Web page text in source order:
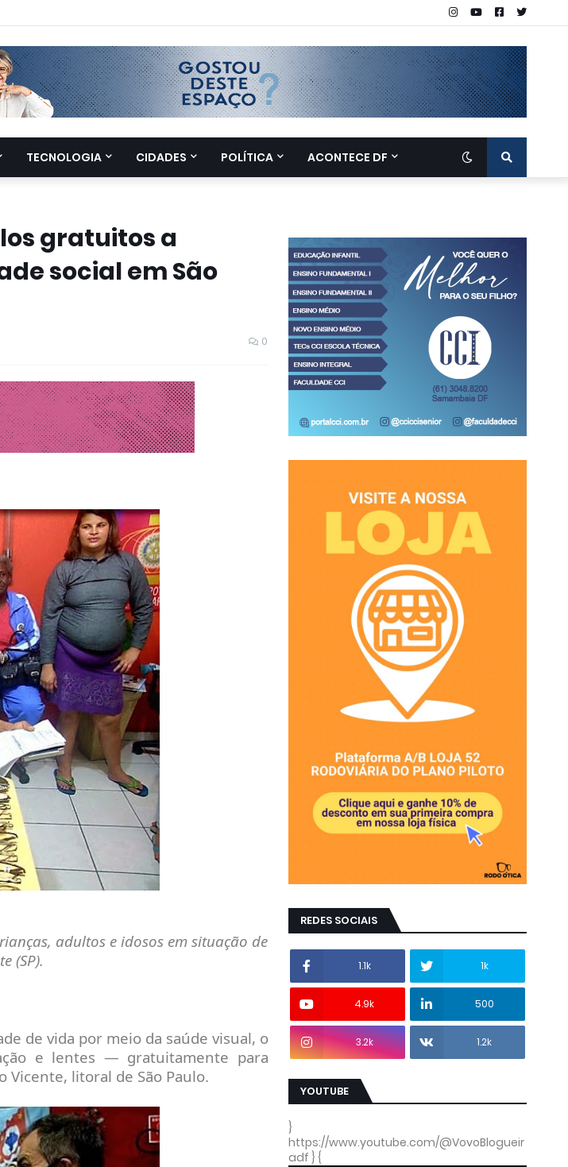
TECNOLOGIA CIDADES POLÍTICA ACONTECE DF
gratuitos a
social em São
0
adultos e idosos em situação de
(SP).
de vida por meio da saúde visual, o
e lentes — gratuitamente para
Vicente, litoral de São Paulo.
REDES SOCIAIS
1.1k 1k
4.9k 500
3.2k 1.2k
YOUTUBE
}
https://www.youtube.com/@VovoBlogueir
adf } {